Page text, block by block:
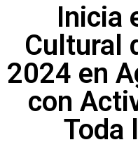
Inicia
Cultural
2024 en
con
Toda